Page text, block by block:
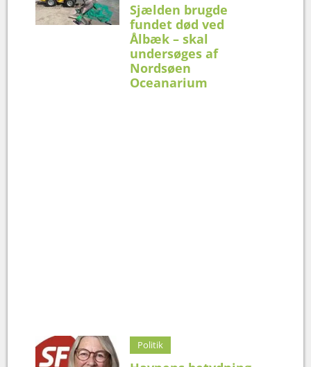
Sjælden brugde
fundet død ved
Ålbæk – skal
undersøges af
Nordsøen
Oceanarium
Politik